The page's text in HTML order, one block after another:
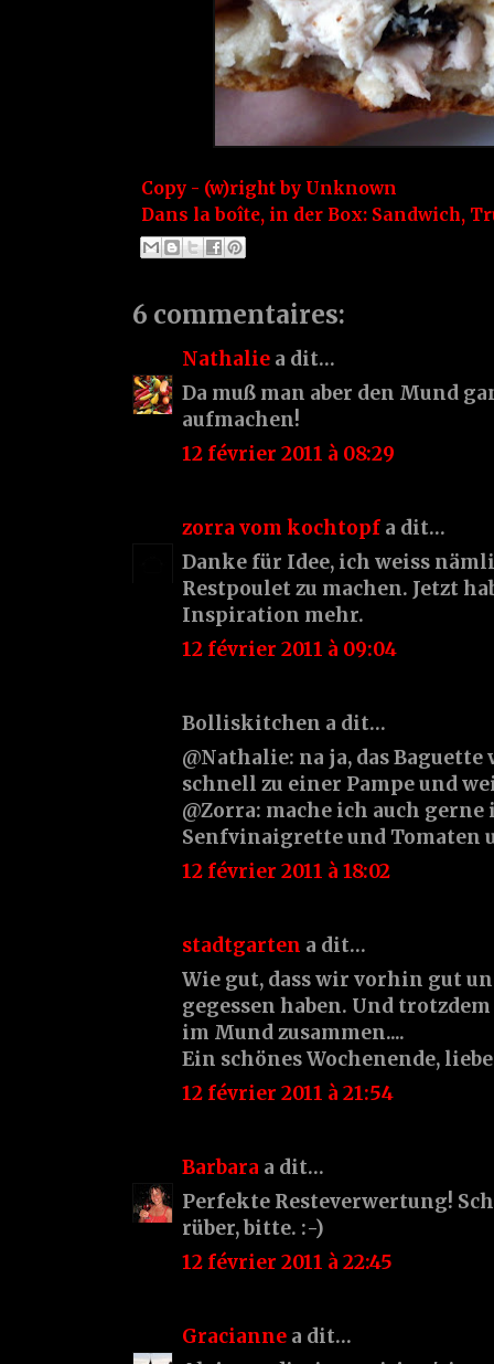
Copy - (w)right by Unknown
Dans la boîte, in der Box: Sandwich,
6 commentaires:
Nathalie a dit…
Da muß man aber den Mund
aufmachen!
12 février 2011 à 08:29
zorra vom kochtopf a dit…
Danke für Idee, ich weiss
Restpoulet zu machen. Jetzt
Inspiration mehr.
12 février 2011 à 09:04
Bolliskitchen a dit…
@Nathalie: na ja, das
schnell zu einer Pampe und
@Zorra: mache ich auch
Senfvinaigrette und Tomaten
12 février 2011 à 18:02
stadtgarten a dit…
Wie gut, dass wir vorhin gut
gegessen haben. Und
im Mund zusammen....
Ein schönes Wochenende,
12 février 2011 à 21:54
Barbara a dit…
Perfekte Resteverwertung!
rüber, bitte. :-)
12 février 2011 à 22:45
Gracianne a dit…